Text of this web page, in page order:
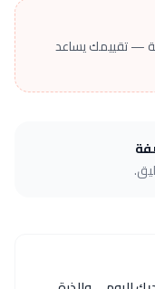
— تقييمك يساعد